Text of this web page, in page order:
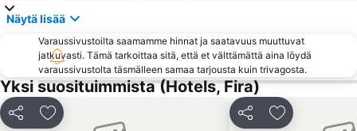
Näytä lisää
Varaussivustoilta saamamme hinnat ja saatavuus muuttuvat
jatkuvasti. Tämä tarkoittaa sitä, että et välttämättä aina löydä
varaussivustolta täsmälleen samaa tarjousta kuin trivagosta.
Yksi suosituimmista (Hotels, Fira)
Jaa Lisää suosikkeihin Jaa Lisää